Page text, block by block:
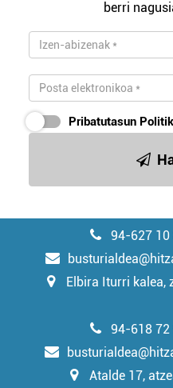
duten interes legitimoa eta
Lortu zure datu
buruzko informazio
datuen atalean. Edozein
zure baimena Cookieen
Webgune honek cookie
baliatzen gara. Ohar hau
erabiltzeko baimen
irakurri
berri
Pribatutasun
94-627 10
Elbira Iturri kalea,
94-618 72
Atalde 17,